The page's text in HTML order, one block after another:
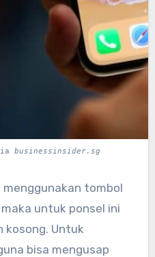
businessinsider.sg
tombol
untuk ponsel ini
kosong. Untuk
bisa mengusap